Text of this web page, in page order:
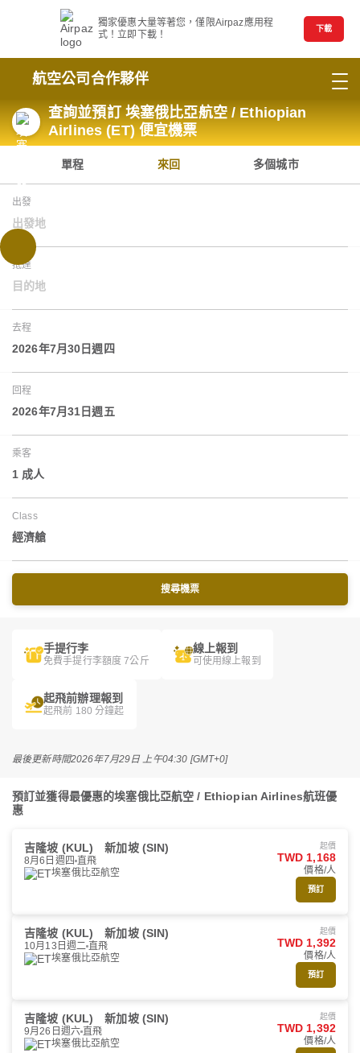
獨家優惠大量等著您，僅限Airpaz應用程
式！立即下載！
下載
航空公司合作夥伴
查詢並預訂 埃塞俄比亞航空 / Ethiopian
Airlines (ET) 便宜機票
單程 來回 多個城市
出發
出發地
抵達
目的地
去程
2026年7月30日週四
回程
2026年7月31日週五
乘客
1 成人
Class
經濟艙
搜尋機票
手提行李
免費手提行李額度 7公斤
線上報到
可使用線上報到
起飛前辦理報到
起飛前 180 分鐘起
最後更新時間2026年7月29日 上午04:30 [GMT+0]
預訂並獲得最優惠的埃塞俄比亞航空 / Ethiopian Airlines航班優
惠
吉隆坡 (KUL) 新加坡 (SIN)
8月6日週四 直飛
埃塞俄比亞航空
起價
TWD 1,168
價格/人
預訂
吉隆坡 (KUL) 新加坡 (SIN)
10月13日週二 直飛
埃塞俄比亞航空
起價
TWD 1,392
價格/人
預訂
吉隆坡 (KUL) 新加坡 (SIN)
9月26日週六 直飛
埃塞俄比亞航空
起價
TWD 1,392
價格/人